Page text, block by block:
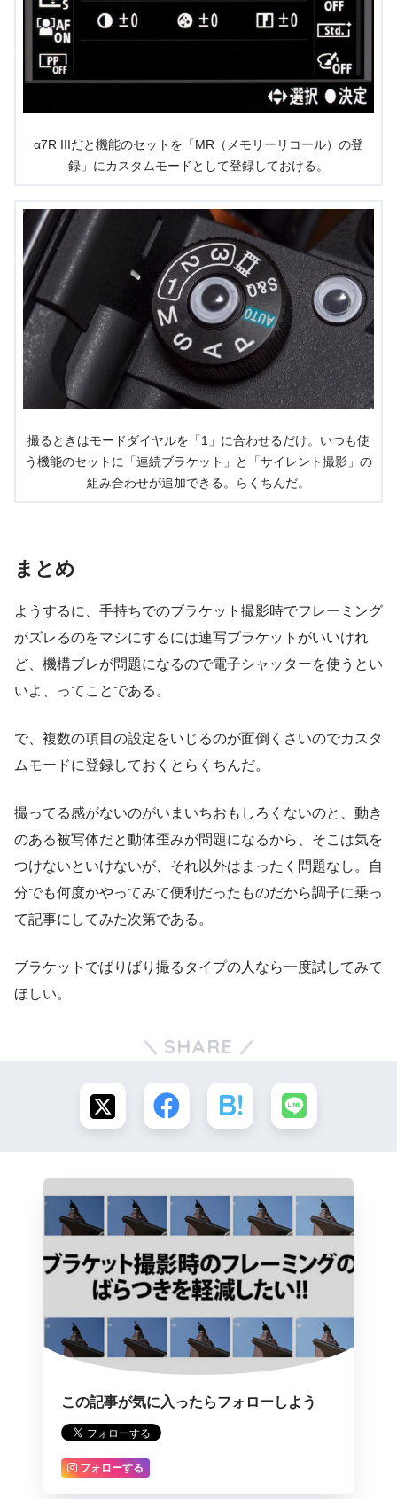
α7R IIIだと機能のセットを「MR（メモリーリコール）の登
録」にカスタムモードとして登録しておける。
撮るときはモードダイヤルを「1」に合わせるだけ。いつも使
う機能のセットに「連続ブラケット」と「サイレント撮影」の
組み合わせが追加できる。らくちんだ。
まとめ
ようするに、手持ちでのブラケット撮影時でフレーミング
がズレるのをマシにするには連写ブラケットがいいけれ
ど、機構ブレが問題になるので電子シャッターを使うとい
いよ、ってことである。
で、複数の項目の設定をいじるのが面倒くさいのでカスタ
ムモードに登録しておくとらくちんだ。
撮ってる感がないのがいまいちおもしろくないのと、動き
のある被写体だと動体歪みが問題になるから、そこは気を
つけないといけないが、それ以外はまったく問題なし。自
分でも何度かやってみて便利だったものだから調子に乗っ
て記事にしてみた次第である。
ブラケットでばりばり撮るタイプの人なら一度試してみて
ほしい。
SHARE
この記事が気に入ったらフォローしよう
フォローする